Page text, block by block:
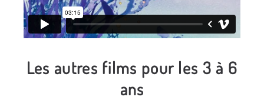
Les autres films pour les 3 à 6
ans